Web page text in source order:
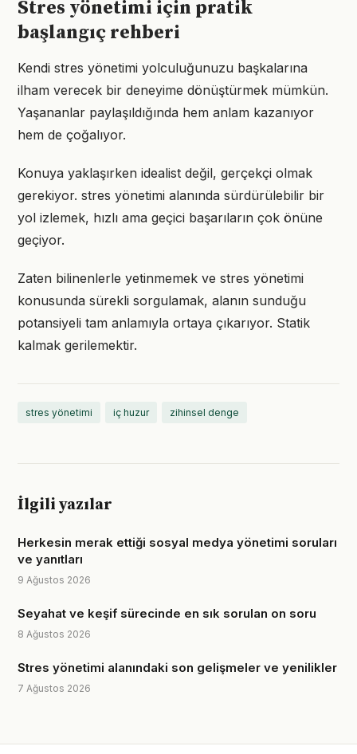
Stres yönetimi için pratik
başlangıç rehberi
Kendi stres yönetimi yolculuğunuzu başkalarına
ilham verecek bir deneyime dönüştürmek mümkün.
Yaşananlar paylaşıldığında hem anlam kazanıyor
hem de çoğalıyor.
Konuya yaklaşırken idealist değil, gerçekçi olmak
gerekiyor. stres yönetimi alanında sürdürülebilir bir
yol izlemek, hızlı ama geçici başarıların çok önüne
geçiyor.
Zaten bilinenlerle yetinmemek ve stres yönetimi
konusunda sürekli sorgulamak, alanın sunduğu
potansiyeli tam anlamıyla ortaya çıkarıyor. Statik
kalmak gerilemektir.
stres yönetimi iç huzur zihinsel denge
İlgili yazılar
Herkesin merak ettiği sosyal medya yönetimi soruları
ve yanıtları
9 Ağustos 2026
Seyahat ve keşif sürecinde en sık sorulan on soru
8 Ağustos 2026
Stres yönetimi alanındaki son gelişmeler ve yenilikler
7 Ağustos 2026